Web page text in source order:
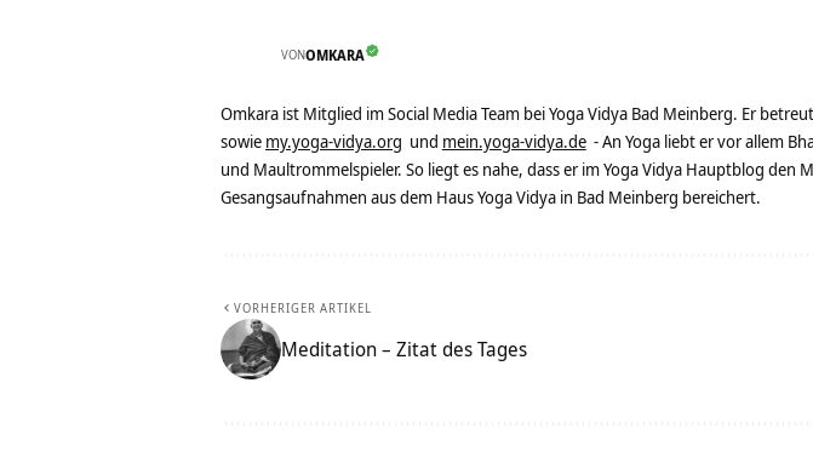
VONOMKARA
Omkara ist Mitglied im Social Media Team bei Yoga Vidya Bad Meinberg. Er
sowie my.yoga-vidya.org und mein.yoga-vidya.de - An Yoga liebt er vor allem
und Maultrommelspieler. So liegt es nahe, dass er im Yoga Vidya Hauptblog
Gesangsaufnahmen aus dem Haus Yoga Vidya in Bad Meinberg bereichert.
VORHERIGER ARTIKEL
Meditation – Zitat des Tages